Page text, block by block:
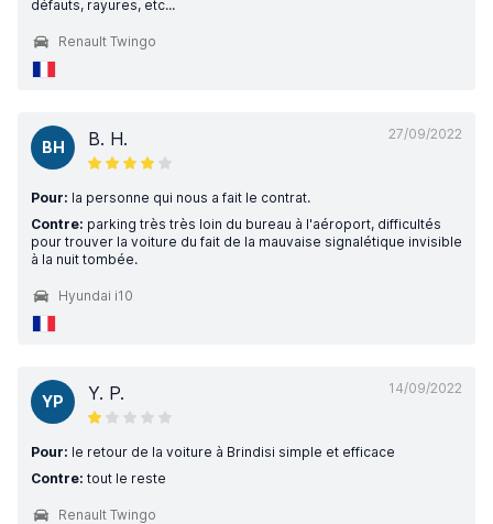
défauts, rayures, etc...
Renault Twingo
27/09/2022
BH B. H.
Pour: la personne qui nous a fait le contrat.
Contre: parking très très loin du bureau à l'aéroport, difficultés
pour trouver la voiture du fait de la mauvaise signalétique invisible
à la nuit tombée.
Hyundai i10
14/09/2022
YP Y. P.
Pour: le retour de la voiture à Brindisi simple et efficace
Contre: tout le reste
Renault Twingo